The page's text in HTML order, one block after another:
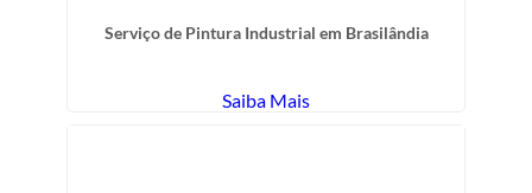
Serviço de Pintura Industrial em Brasilândia
Saiba Mais